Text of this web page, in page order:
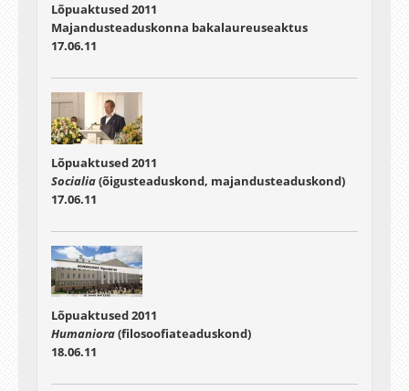
Lõpuaktused 2011
Majandusteaduskonna bakalaureuseaktus
17.06.11
Lõpuaktused 2011
Socialia(õigusteaduskond, majandusteaduskond)
17.06.11
Lõpuaktused 2011
Humaniora(filosoofiateaduskond)
18.06.11